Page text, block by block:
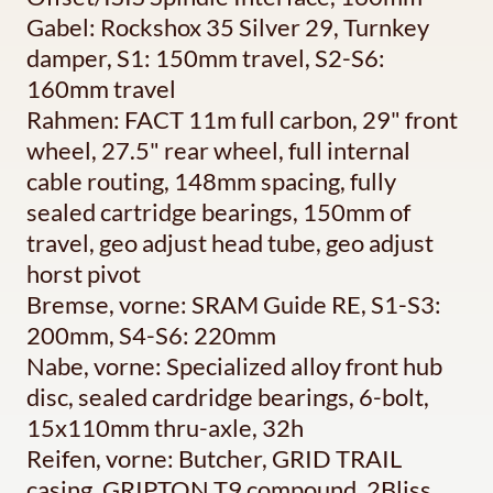
Gabel: Rockshox 35 Silver 29, Turnkey
damper, S1: 150mm travel, S2-S6:
160mm travel
Rahmen: FACT 11m full carbon, 29" front
wheel, 27.5" rear wheel, full internal
cable routing, 148mm spacing, fully
sealed cartridge bearings, 150mm of
travel, geo adjust head tube, geo adjust
horst pivot
Bremse, vorne: SRAM Guide RE, S1-S3:
200mm, S4-S6: 220mm
Nabe, vorne: Specialized alloy front hub
disc, sealed cardridge bearings, 6-bolt,
15x110mm thru-axle, 32h
Reifen, vorne: Butcher, GRID TRAIL